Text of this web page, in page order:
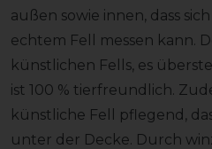
außen sowie innen, dass
echtem Fell messen kann.
künstlichen Fells, es
ist 100 % tierfreundlich.
künstliche Fell pflegend,
unter der Decke. Durch